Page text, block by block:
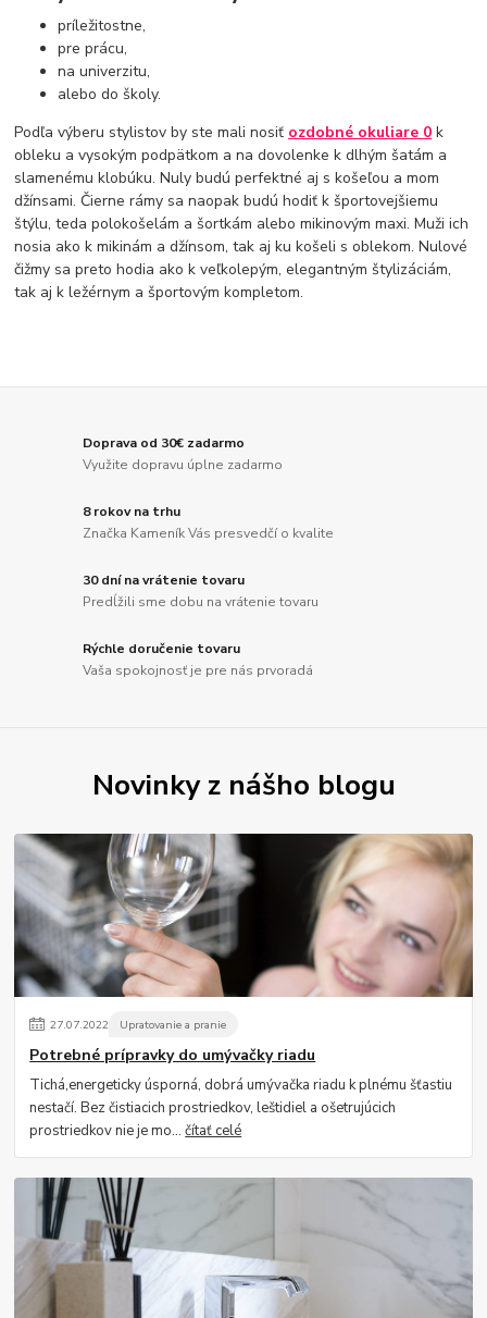
príležitostne,
pre prácu,
na univerzitu,
alebo do školy.
Podľa výberu stylistov by ste mali nosiť ozdobné okuliare 0 k
obleku a vysokým podpätkom a na dovolenke k dlhým šatám a
slamenému klobúku. Nuly budú perfektné aj s košeľou a mom
džínsami. Čierne rámy sa naopak budú hodiť k športovejšiemu
štýlu, teda polokošelám a šortkám alebo mikinovým maxi. Muži ich
nosia ako k mikinám a džínsom, tak aj ku košeli s oblekom. Nulové
čižmy sa preto hodia ako k veľkolepým, elegantným štylizáciám,
tak aj k ležérnym a športovým kompletom.
Doprava od 30€ zadarmo
Využite dopravu úplne zadarmo
8 rokov na trhu
Značka Kameník Vás presvedčí o kvalite
30 dní na vrátenie tovaru
Predĺžili sme dobu na vrátenie tovaru
Rýchle doručenie tovaru
Vaša spokojnosť je pre nás prvoradá
Novinky z nášho blogu
27.07.2022 Upratovanie a pranie
Potrebné prípravky do umývačky riadu
Tichá,energeticky úsporná, dobrá umývačka riadu k plnému šťastiu
nestačí. Bez čistiacich prostriedkov, leštidiel a ošetrujúcich
prostriedkov nie je mo...čítať celé